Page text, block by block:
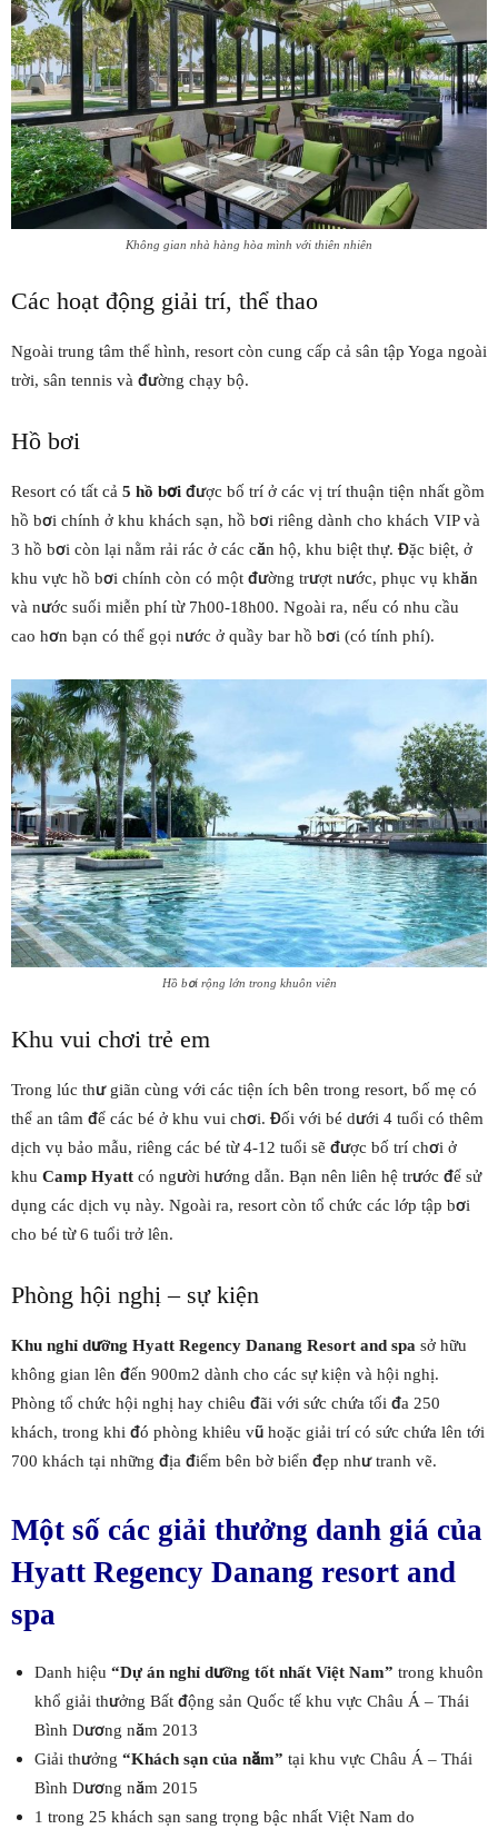
Không gian nhà hàng hòa mình với thiên nhiên
Các hoạt động giải trí, thể thao
Ngoài trung tâm thể hình, resort còn cung cấp cả sân tập Yoga ngoài
trời, sân tennis và đường chạy bộ.
Hồ bơi
Resort có tất cả 5 hồ bơi được bố trí ở các vị trí thuận tiện nhất gồm
hồ bơi chính ở khu khách sạn, hồ bơi riêng dành cho khách VIP và
3 hồ bơi còn lại nằm rải rác ở các căn hộ, khu biệt thự. Đặc biệt, ở
khu vực hồ bơi chính còn có một đường trượt nước, phục vụ khăn
và nước suối miễn phí từ 7h00-18h00. Ngoài ra, nếu có nhu cầu
cao hơn bạn có thể gọi nước ở quầy bar hồ bơi (có tính phí).
Hồ bơi rộng lớn trong khuôn viên
Khu vui chơi trẻ em
Trong lúc thư giãn cùng với các tiện ích bên trong resort, bố mẹ có
thể an tâm để các bé ở khu vui chơi. Đối với bé dưới 4 tuổi có thêm
dịch vụ bảo mẫu, riêng các bé từ 4-12 tuổi sẽ được bố trí chơi ở
khu Camp Hyatt có người hướng dẫn. Bạn nên liên hệ trước để sử
dụng các dịch vụ này. Ngoài ra, resort còn tổ chức các lớp tập bơi
cho bé từ 6 tuổi trở lên.
Phòng hội nghị – sự kiện
Khu nghỉ dưỡng Hyatt Regency Danang Resort and spa sở hữu
không gian lên đến 900m2 dành cho các sự kiện và hội nghị.
Phòng tổ chức hội nghị hay chiêu đãi với sức chứa tối đa 250
khách, trong khi đó phòng khiêu vũ hoặc giải trí có sức chứa lên tới
700 khách tại những địa điểm bên bờ biển đẹp như tranh vẽ.
Một số các giải thưởng danh giá của
Hyatt Regency Danang resort and
spa
Danh hiệu “Dự án nghỉ dưỡng tốt nhất Việt Nam” trong khuôn
khổ giải thưởng Bất động sản Quốc tế khu vực Châu Á – Thái
Bình Dương năm 2013
Giải thưởng “Khách sạn của năm” tại khu vực Châu Á – Thái
Bình Dương năm 2015
1 trong 25 khách sạn sang trọng bậc nhất Việt Nam do